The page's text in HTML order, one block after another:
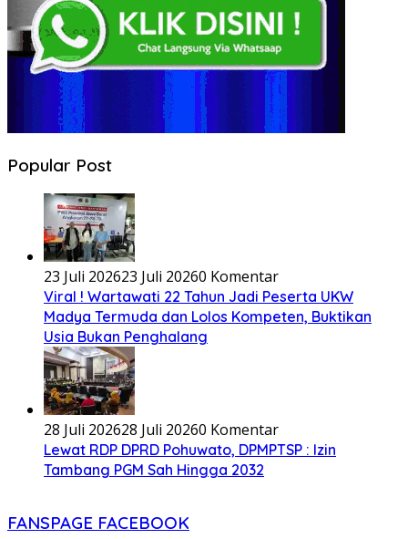
Popular Post
23 Juli 202623 Juli 20260 Komentar
Viral ! Wartawati 22 Tahun Jadi Peserta UKW
Madya Termuda dan Lolos Kompeten, Buktikan
Usia Bukan Penghalang
28 Juli 202628 Juli 20260 Komentar
Lewat RDP DPRD Pohuwato, DPMPTSP : Izin
Tambang PGM Sah Hingga 2032
FANSPAGE FACEBOOK